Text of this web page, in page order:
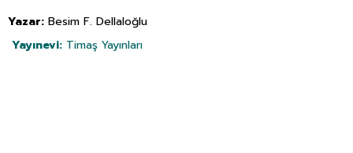
Yazar: Besim F. Dellaloğlu
Yayınevi: Timaş Yayınları